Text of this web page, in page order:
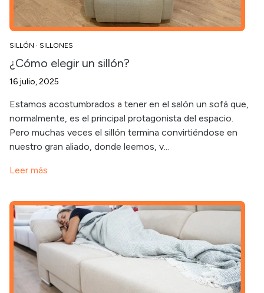
SILLÓN · SILLONES
¿Cómo elegir un sillón?
16 julio, 2025
Estamos acostumbrados a tener en el salón un sofá que,
normalmente, es el principal protagonista del espacio.
Pero muchas veces el sillón termina convirtiéndose en
nuestro gran aliado, donde leemos, v...
Leer más